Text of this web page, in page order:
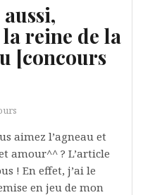
reine de la
[concours
aimez l’agneau et
amour^^ ? L’article
! En effet, j’ai le
en jeu de mon